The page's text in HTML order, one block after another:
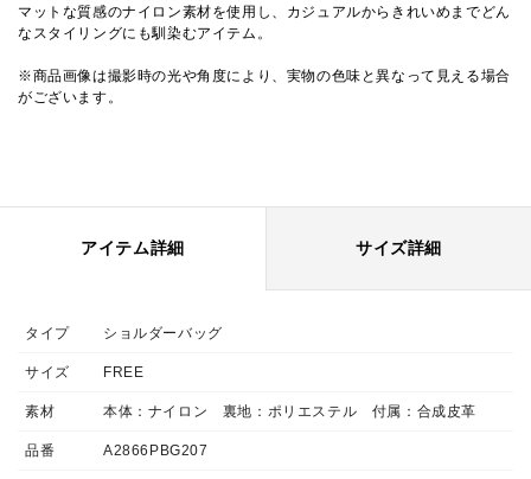
マットな質感のナイロン素材を使用し、カジュアルからきれいめまでどん
なスタイリングにも馴染むアイテム。
※商品画像は撮影時の光や角度により、実物の色味と異なって見える場合
がございます。
アイテム詳細 サイズ詳細
タイプ ショルダーバッグ
サイズ FREE
素材 本体：ナイロン 裏地：ポリエステル 付属：合成皮革
品番 A2866PBG207